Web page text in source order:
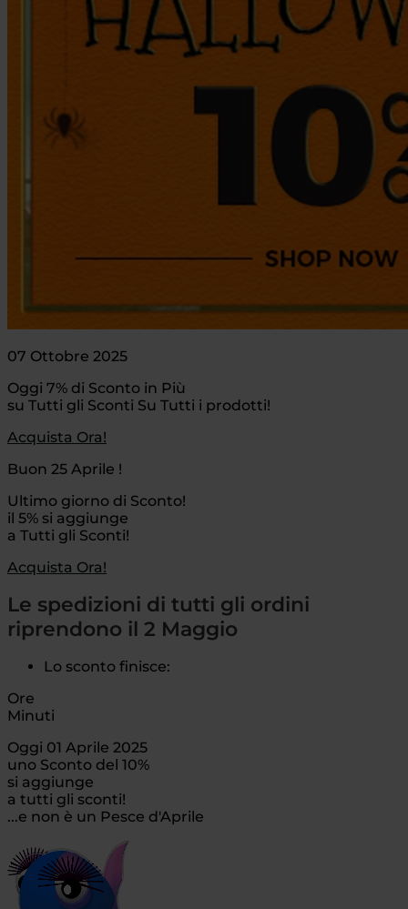
07 Ottobre 2025
Oggi 7% di Sconto in Più
su Tutti gli Sconti Su Tutti i prodotti!
Acquista Ora!
Buon 25 Aprile !
Ultimo giorno di Sconto!
il 5% si aggiunge
a Tutti gli Sconti!
Acquista Ora!
Le spedizioni di tutti gli ordini
riprendono il 2 Maggio
Lo sconto finisce:
Ore
Minuti
Oggi 01 Aprile 2025
uno Sconto del 10%
si aggiunge
a tutti gli sconti!
...e non è un Pesce d'Aprile